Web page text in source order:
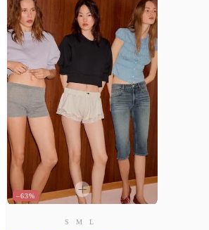
–63%
S M L